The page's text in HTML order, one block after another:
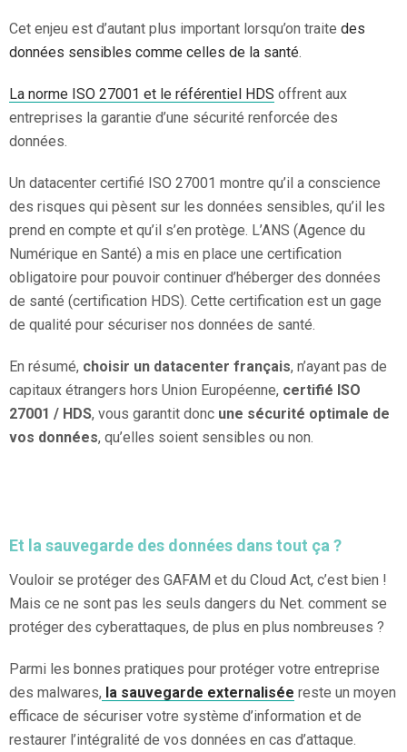
Cet enjeu est d’autant plus important lorsqu’on traite des
données sensibles comme celles de la santé.
La norme ISO 27001 et le référentiel HDS offrent aux
entreprises la garantie d’une sécurité renforcée des
données.
Un datacenter certifié ISO 27001 montre qu’il a conscience
des risques qui pèsent sur les données sensibles, qu’il les
prend en compte et qu’il s’en protège. L’ANS (Agence du
Numérique en Santé) a mis en place une certification
obligatoire pour pouvoir continuer d’héberger des données
de santé (certification HDS). Cette certification est un gage
de qualité pour sécuriser nos données de santé.
En résumé, choisir un datacenter français, n’ayant pas de
capitaux étrangers hors Union Européenne, certifié ISO
27001 / HDS, vous garantit donc une sécurité optimale de
vos données, qu’elles soient sensibles ou non.
Et la sauvegarde des données dans tout ça ?
Vouloir se protéger des GAFAM et du Cloud Act, c’est bien !
Mais ce ne sont pas les seuls dangers du Net. comment se
protéger des cyberattaques, de plus en plus nombreuses ?
Parmi les bonnes pratiques pour protéger votre entreprise
des malwares, la sauvegarde externalisée reste un moyen
efficace de sécuriser votre système d’information et de
restaurer l’intégralité de vos données en cas d’attaque.